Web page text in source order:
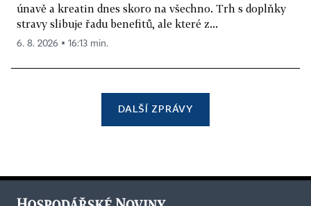
únavě a kreatin dnes skoro na všechno. Trh s doplňky
stravy slibuje řadu benefitů, ale které z...
6. 8. 2026 ▪ 16:13 min.
DALŠÍ ZPRÁVY